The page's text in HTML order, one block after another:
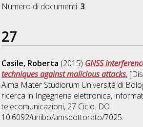
Numero di documenti:3.
27
Casile, Roberta (2015) GNSS
techniques against malicious attacks,
Alma Mater Studiorum Università di
ricerca in Ingegneria elettronica,
telecomunicazioni, 27 Ciclo. DOI
10.6092/unibo/amsdottorato/7025.